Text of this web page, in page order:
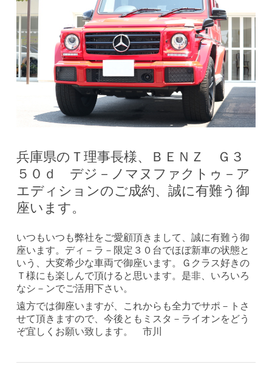
兵庫県のＴ理事長様、ＢＥＮＺ Ｇ３
５０ｄ デジ－ノマヌファクトゥ－ア
エディションのご成約、誠に有難う御
座います。
いつもいつも弊社をご愛顧頂きまして、誠に有難う御
座います。ディ－ラ－限定３０台でほぼ新車の状態と
いう、大変希少な車両で御座います。Ｇクラス好きの
Ｔ様にも楽しんで頂けると思います。是非、いろいろ
なシ－ンでご活用下さい。
遠方では御座いますが、これからも全力でサポ－トさ
せて頂きますので、今後ともミスタ－ライオンをどう
ぞ宜しくお願い致します。 市川